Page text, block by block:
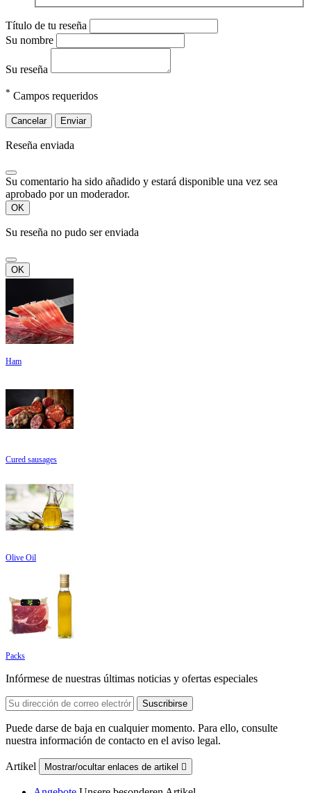
Título de tu reseña
Su nombre
Su reseña
* Campos requeridos
Cancelar Enviar
Reseña enviada
Su comentario ha sido añadido y estará disponible una vez sea
aprobado por un moderador.
OK
Su reseña no pudo ser enviada
OK
Ham
Cured sausages
Olive Oil
Packs
Infórmese de nuestras últimas noticias y ofertas especiales
Puede darse de baja en cualquier momento. Para ello, consulte
nuestra información de contacto en el aviso legal.
Artikel Mostrar/ocultar enlaces de artikel 